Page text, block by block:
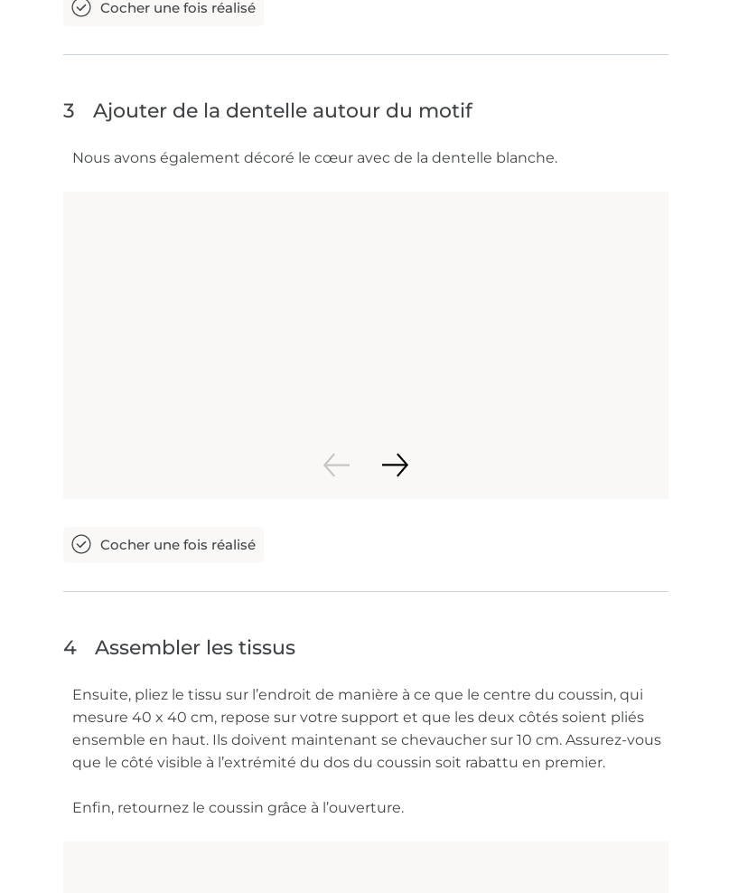
3 Ajouter de la dentelle autour du motif
Nous avons également décoré le cœur avec de la dentelle blanche.
4 Assembler les tissus
Ensuite, pliez le tissu sur l’endroit de manière à ce que le centre du coussin, qui
mesure 40 x 40 cm, repose sur votre support et que les deux côtés soient pliés
ensemble en haut. Ils doivent maintenant se chevaucher sur 10 cm. Assurez-vous
que le côté visible à l’extrémité du dos du coussin soit rabattu en premier.
Enfin, retournez le coussin grâce à l’ouverture.